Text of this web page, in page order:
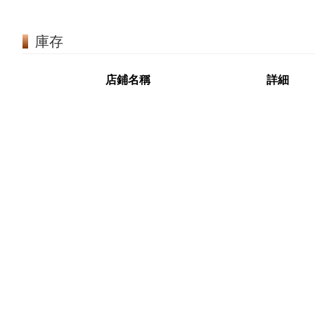
庫存
店鋪名稱 詳細